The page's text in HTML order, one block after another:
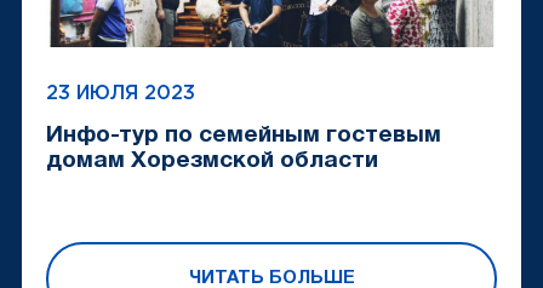
23 ИЮЛЯ 2023
Инфо-тур по семейным гостевым
домам Хорезмской области
ЧИТАТЬ БОЛЬШЕ